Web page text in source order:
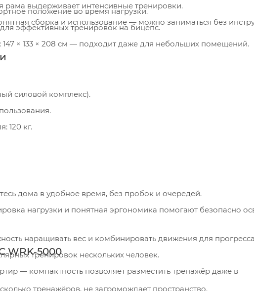
рама выдерживает интенсивные тренировки.
сборка и использование — можно заниматься без
положение во время нагрузки.
эффективных тренировок на бицепс.
× 133 × 208 см — подходит даже для небольших помещений.
силовой комплекс).
120 кг.
дома в удобное время, без пробок и очередей.
наращивать вес и комбинировать движения для
тренировок нескольких человек.
WRK‑5000
тренажёров, не загромождает пространство.